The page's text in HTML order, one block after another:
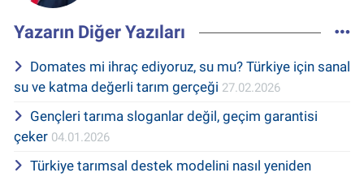
Yazarın Diğer Yazıları
Domates mi ihraç ediyoruz, su mu? Türkiye için sanal
su ve katma değerli tarım gerçeği 27.02.2026
Gençleri tarıma sloganlar değil, geçim garantisi
çeker 04.01.2026
Türkiye tarımsal destek modelini nasıl yeniden